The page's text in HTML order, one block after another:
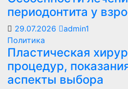
периодонтита у
29.07.2026
admin1
Политика
Пластическая
процедур,
аспекты выбора